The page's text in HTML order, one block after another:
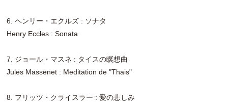
6. ヘンリー・エクルズ : ソナタ
Henry Eccles : Sonata
7. ジョール・マスネ : タイスの瞑想曲
Jules Massenet : Meditation de "Thais"
8. フリッツ・クライスラー : 愛の悲しみ